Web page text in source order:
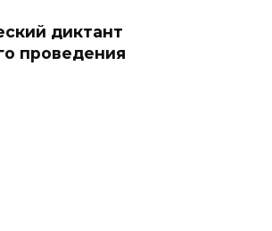
диктант
проведения